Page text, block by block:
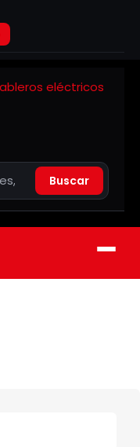
Buscar